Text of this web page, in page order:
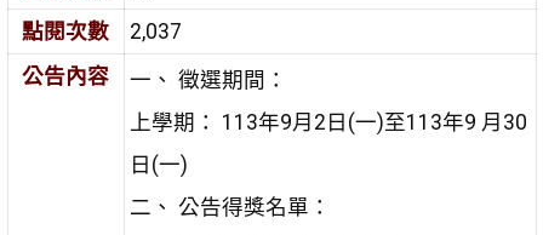
點閱次數
2,037
公告內容
一、 徵選期間：
上學期： 113年9月2日(一)至113年9 月30
日(一)
二、 公告得獎名單：